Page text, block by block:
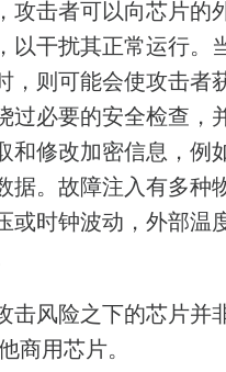
攻击者可以向芯片的
以干扰其正常运行。
，则可能会使攻击者
过必要的安全检查，
和修改加密信息，例
据。故障注入有多种
或时钟波动，外部温
击风险之下的芯片并
商用芯片。